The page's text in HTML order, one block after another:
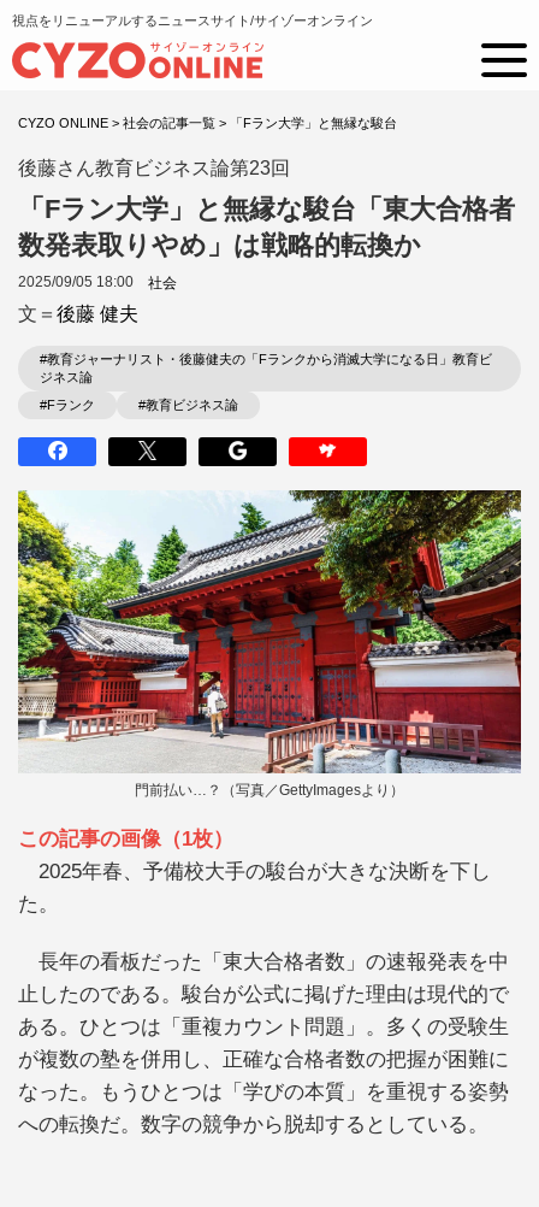
視点をリニューアルするニュースサイト/サイゾーオンライン
CYZO ONLINE > 社会の記事一覧 > 「Fラン大学」と無縁な駿台
後藤さん教育ビジネス論第23回
「Fラン大学」と無縁な駿台「東大合格者
数発表取りやめ」は戦略的転換か
2025/09/05 18:00 社会
文＝ 後藤 健夫
#教育ジャーナリスト・後藤健夫の「Fランクから消滅大学になる日」教育ビ
ジネス論
#Fランク
#教育ビジネス論
門前払い…？（写真／GettyImagesより）
この記事の画像（1枚）
2025年春、予備校大手の駿台が大きな決断を下し
た。
長年の看板だった「東大合格者数」の速報発表を中
止したのである。駿台が公式に掲げた理由は現代的で
ある。ひとつは「重複カウント問題」。多くの受験生
が複数の塾を併用し、正確な合格者数の把握が困難に
なった。もうひとつは「学びの本質」を重視する姿勢
への転換だ。数字の競争から脱却するとしている。